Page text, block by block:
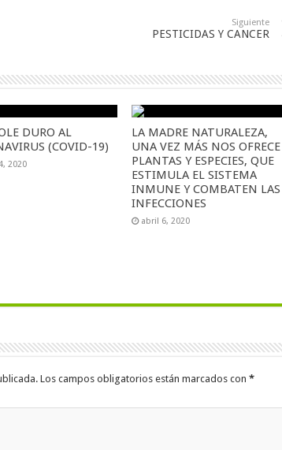
Siguiente
PESTICIDAS Y CANCER
DURO AL
(COVID-19)
2020
LA MADRE NATURALEZA,
UNA VEZ MÁS NOS OFRECE
PLANTAS Y ESPECIES, QUE
ESTIMULA EL SISTEMA
INMUNE Y COMBATEN LAS
INFECCIONES
abril 6, 2020
Los campos obligatorios están marcados con *